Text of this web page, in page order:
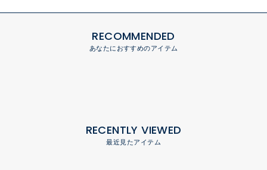
RECOMMENDED
あなたにおすすめのアイテム
RECENTLY VIEWED
最近見たアイテム